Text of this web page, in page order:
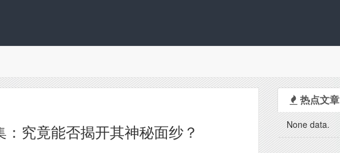
究竟能否揭开其神秘面纱？
热点文章
None data.